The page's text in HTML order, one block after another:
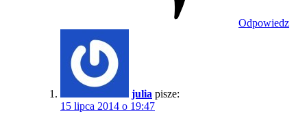
Odpowiedz
julia pisze:
15 lipca 2014 o 19:47